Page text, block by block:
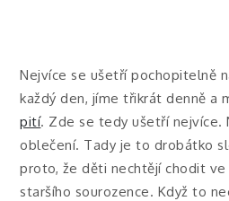
Nejvíce se ušetří pochopitelně
každý den, jíme třikrát denně a
pití. Zde se tedy ušetří nejvíce.
oblečení. Tady je to drobátko
proto, že děti nechtějí chodit ve
staršího sourozence. Když to